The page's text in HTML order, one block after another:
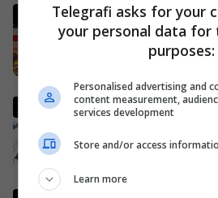
MINUTË
rrallë
Irani
mbeten
Pse Fidel
Rolex?
Telegrafi asks for your
your personal data for
purposes:
Personalised advertising and
content measurement,
services development
Store and/or access
Learn more